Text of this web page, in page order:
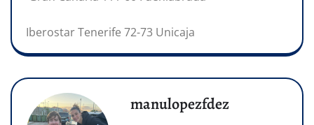
Iberostar Tenerife 72-73 Unicaja
manulopezfdez